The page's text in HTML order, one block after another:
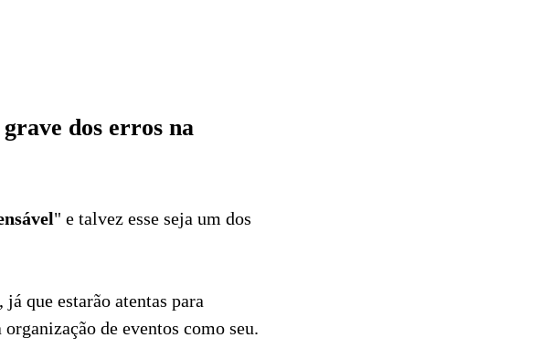
dos erros na
" e talvez esse seja um dos
, já que estarão atentas para
de eventos como seu.